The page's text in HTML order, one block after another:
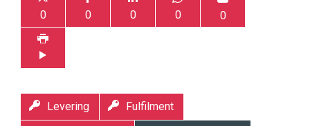
0 0 0 0 0
Levering Fulfilment